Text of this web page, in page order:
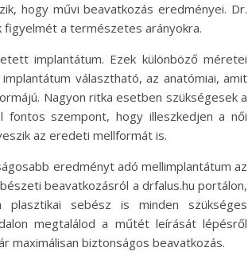
hogy művi beavatkozás eredményei. Dr.
figyelmét a természetes arányokra.
implantátum. Ezek különböző méretei
választható, az anatómiai, amit
Nagyon ritka esetben szükségesek a
fontos szempont, hogy illeszkedjen a női
az eredeti mellformát is.
eredményt adó mellimplantátum az
beavatkozásról a drfalus.hu portálon,
sebész is minden szükséges
megtalálod a műtét leírását lépésről
maximálisan biztonságos beavatkozás.